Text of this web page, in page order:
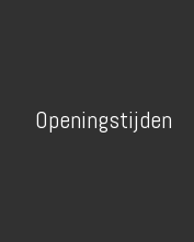
Openingstijden